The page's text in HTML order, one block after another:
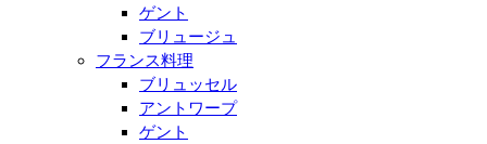
ゲント
ブリュージュ
フランス料理
ブリュッセル
アントワープ
ゲント